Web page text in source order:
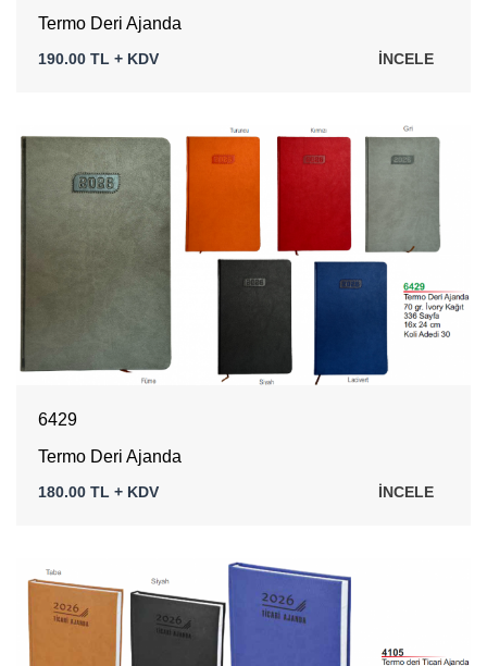
Termo Deri Ajanda
190.00 TL + KDV İNCELE
6429
Termo Deri Ajanda
180.00 TL + KDV İNCELE